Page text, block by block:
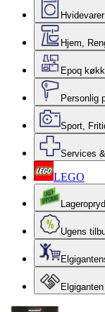
Hvidevarer
Hjem,
Epoq
Personlig
Sport,
Services
LEGO
Ugens